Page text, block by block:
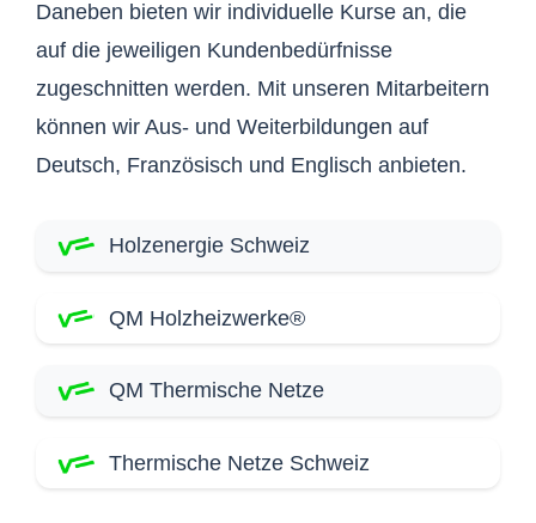
Daneben bieten wir individuelle Kurse an, die
auf die jeweiligen Kundenbedürfnisse
zugeschnitten werden. Mit unseren Mitarbeitern
können wir Aus- und Weiterbildungen auf
Deutsch, Französisch und Englisch anbieten.
Holzenergie Schweiz
QM Holzheizwerke®
QM Thermische Netze
Thermische Netze Schweiz